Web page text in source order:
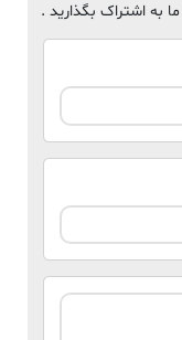
به اشتراک بگذارید .